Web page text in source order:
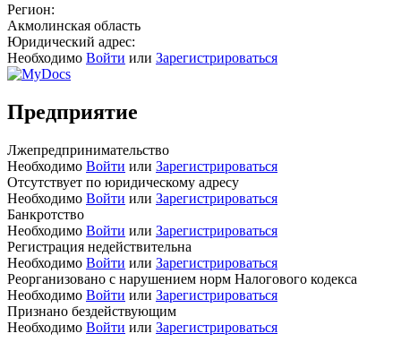
Регион:
Акмолинская область
Юридический адрес:
Необходимо Войти или Зарегистрироваться
Предприятие
Лжепредпринимательство
Необходимо Войти или Зарегистрироваться
Отсутствует по юридическому адресу
Необходимо Войти или Зарегистрироваться
Банкротство
Необходимо Войти или Зарегистрироваться
Регистрация недействительна
Необходимо Войти или Зарегистрироваться
Реорганизовано с нарушением норм Налогового кодекса
Необходимо Войти или Зарегистрироваться
Признано бездействующим
Необходимо Войти или Зарегистрироваться